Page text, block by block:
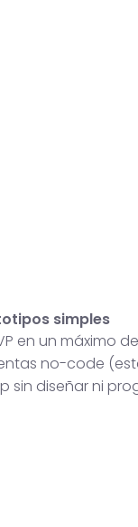
simples
en un máximo
no-code
sin diseñar ni